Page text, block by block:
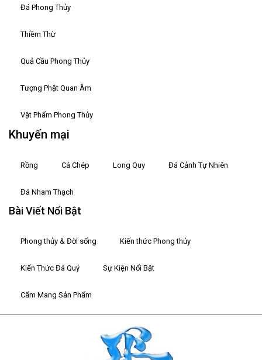
Đá Phong Thủy
Thiềm Thừ
Quả Cầu Phong Thủy
Tượng Phật Quan Âm
Vật Phẩm Phong Thủy
Khuyến mại
Rồng Cá Chép Long Quy Đá Cảnh Tự Nhiên
Đá Nham Thạch
Bài Viết Nổi Bật
Phong thủy & Đời sống Kiến thức Phong thủy
Kiến Thức Đá Quý Sự Kiện Nổi Bật
Cẩm Mang Sản Phẩm